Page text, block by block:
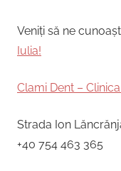
Veniți să ne
Iulia!
Clami Dent –
Strada Ion
+40 754 463 365